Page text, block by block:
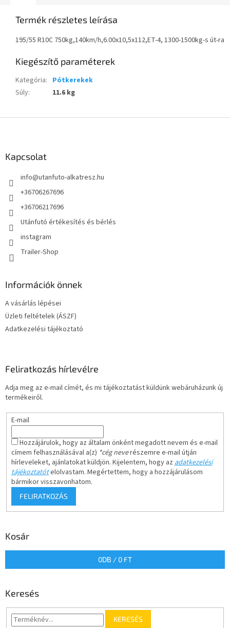
Termék részletes leírása
195/55 R10C 750kg,140km/h,6.00x10,5x112,ET-4, 1300-1500kg-s út-ra
Kiegészítő paraméterek
Kategória: Pótkerekek
Súly: 11.6 kg
Kapcsolat
info@utanfuto-alkatresz.hu
+36706267696
+36706217696
Utánfutó értékesítés és bérlés
instagram
Trailer-Shop
Információk önnek
A vásárlás lépései
Üzleti feltételek (ÁSZF)
Adatkezelési tájékoztató
Feliratkozás hírlevélre
Adja meg az e-mail címét, és mi tájékoztatást küldünk webáruházunk új
termékeiről.
E-mail
Hozzájárulok, hogy az általam önként megadott nevem és e-mail
címem felhasználásával a(z) *cég neverészemre e-mail útján
hírleveleket, ajánlatokat küldjön. Kijelentem, hogy azadatkezelési
tájékoztatótelolvastam. Megértettem, hogy a hozzájárulásom
bármikor visszavonhatom.
FELIRATKOZÁS
Kosár
0DB / 0 FT
Keresés
KERESÉS